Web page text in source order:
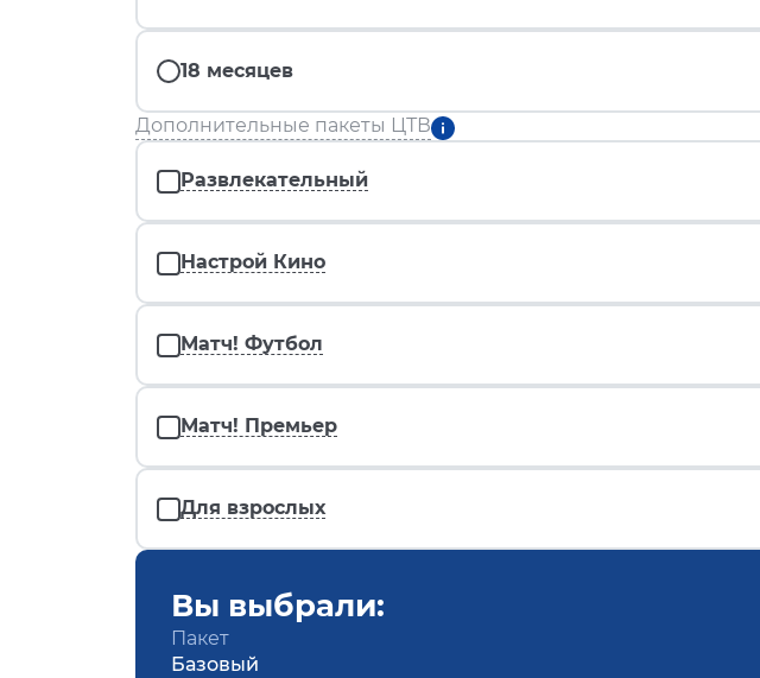
18 месяцев
Дополнительные пакеты ЦТВ
Развлекательный
Настрой Кино
Матч! Футбол
Матч! Премьер
Для взрослых
Вы выбрали:
Пакет
Базовый